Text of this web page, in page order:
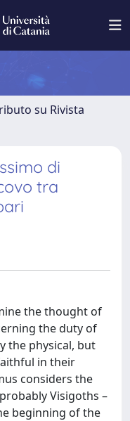
su Rivista
di
tra
the thought of
the duty of
the physical, but
in their
considers the
Visigoths –
beginning of the